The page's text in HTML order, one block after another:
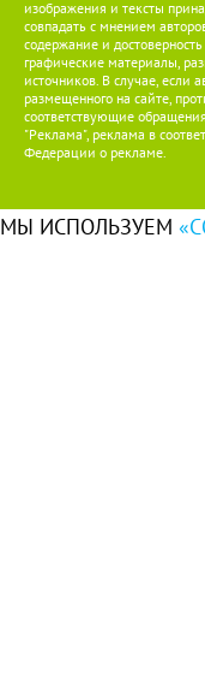
изображения и тексты
совпадать с мнением
содержание и
графические материалы,
источников. В случае, если
размещенного на сайте,
соответствующие
"Реклама", реклама в
Федерации о рекламе.
МЫ ИСПОЛЬЗУЕМ